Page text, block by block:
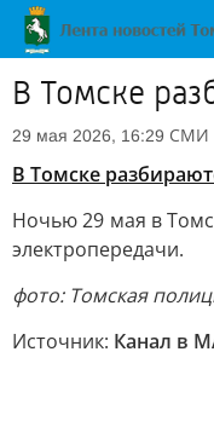
В Томске
29 мая 2026, 16:29 СМИ
В Томске
Ночью 29 мая в
электропередачи.
фото: Томская
Источник: Канал в